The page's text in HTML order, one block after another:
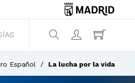
¿Qué estás buscando?
Español La lucha por la vida